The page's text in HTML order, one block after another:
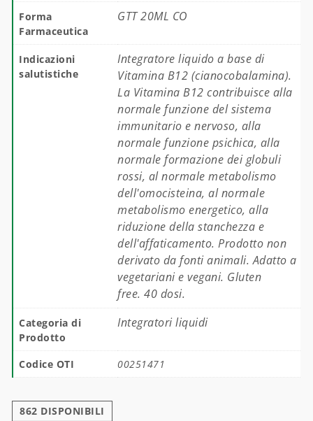
Forma
Farmaceutica
GTT 20ML CO
Indicazioni
salutistiche
Integratore liquido a base di
Vitamina B12 (cianocobalamina).
La Vitamina B12 contribuisce alla
normale funzione del sistema
immunitario e nervoso, alla
normale funzione psichica, alla
normale formazione dei globuli
rossi, al normale metabolismo
dell'omocisteina, al normale
metabolismo energetico, alla
riduzione della stanchezza e
dell'affaticamento. Prodotto non
derivato da fonti animali. Adatto a
vegetariani e vegani. Gluten
free. 40 dosi.
Categoria di
Prodotto
Integratori liquidi
Codice OTI 00251471
862 DISPONIBILI